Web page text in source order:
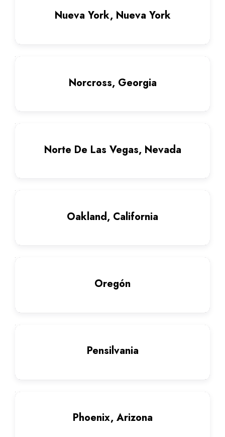
Nueva York, Nueva York
Norcross, Georgia
Norte De Las Vegas, Nevada
Oakland, California
Oregón
Pensilvania
Phoenix, Arizona